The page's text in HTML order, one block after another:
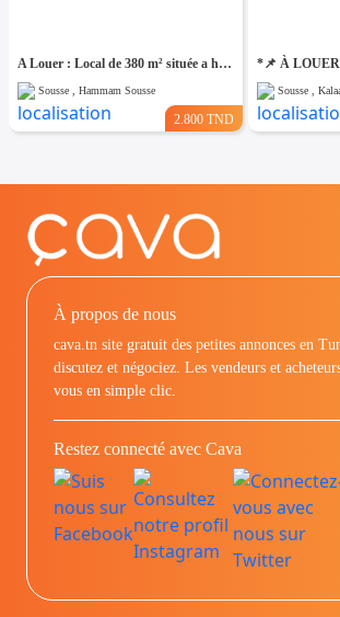
A Louer : Local de 380 m² située a hamam sousse Référence: R06
Sousse , Hammam Sousse
2.800 TND
Sousse ,
À propos de nous
cava.tn site gratuit des petites annonces en
discutez et négociez. Les vendeurs et
vous en simple clic.
Restez connecté avec Cava